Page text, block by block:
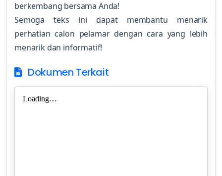
berkembang bersama Anda!
Semoga teks ini dapat membantu menarik
perhatian calon pelamar dengan cara yang lebih
menarik dan informatif!
Dokumen Terkait